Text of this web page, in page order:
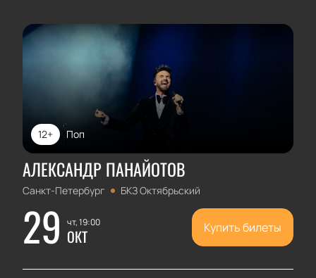
Поп
12+
АЛЕКСАНДР ПАНАЙОТОВ
Санкт-Петербург БКЗ Октябрьский
29 чт, 19:00
ОКТ Купить билеты